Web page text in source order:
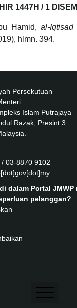
1447H / 1
Hamid, al-Iqtisad
hlmn. 394.
Persekutuan
Islam Putrajaya
Razak, Presint 3
03-8870 9102
dalam Portal JMWP
pelanggan?